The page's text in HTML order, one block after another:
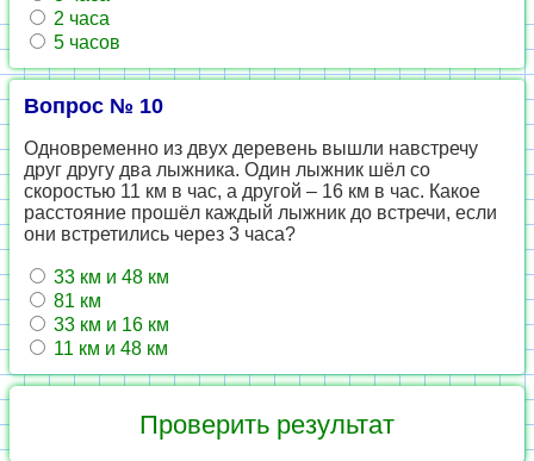
2 часа
5 часов
Вопрос № 10
Одновременно из двух деревень вышли навстречу
друг другу два лыжника. Один лыжник шёл со
скоростью 11 км в час, а другой – 16 км в час. Какое
расстояние прошёл каждый лыжник до встречи, если
они встретились через 3 часа?
33 км и 48 км
81 км
33 км и 16 км
11 км и 48 км